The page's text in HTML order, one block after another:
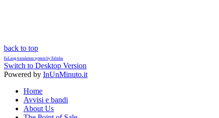
back to top
FaLang translation system by Faboba
Switch to Desktop Version
Powered by InUnMinuto.it
Home
Avvisi e bandi
About Us